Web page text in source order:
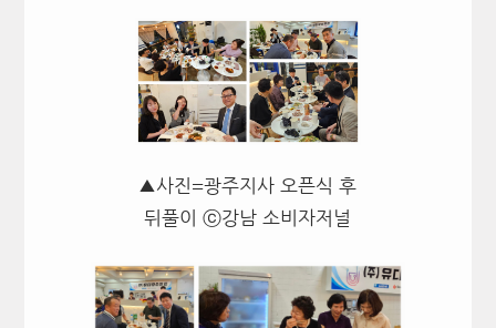
▲사진=광주지사 오픈식 후
뒤풀이 ⓒ강남 소비자저널